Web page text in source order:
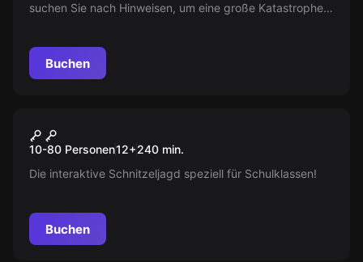
suchen Sie nach Hinweisen, um eine große Katastrophe
Buchen
Neu
Schulausflug Stadtrallye "City
Explorer"
10-80 Personen12+240 min.
Die interaktive Schnitzeljagd speziell für Schulklassen!
Buchen